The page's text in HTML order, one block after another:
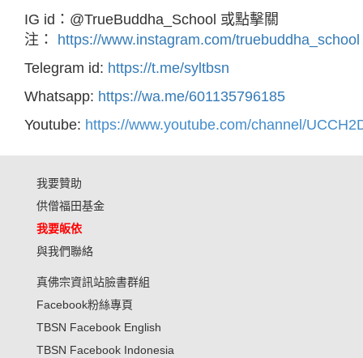
IG id：@TrueBuddha_School 或點擊關
注： https://www.instagram.com/truebuddha_school
Telegram id: https://t.me/syltbsn
Whatsapp: https://wa.me/601135796185
Youtube: https://www.youtube.com/channel/
我要贊助
供僧福田基金
我要皈依
與我們聯絡
真佛宗資訊站臉書群組
Facebook粉絲專頁
TBSN Facebook English
TBSN Facebook Indonesia